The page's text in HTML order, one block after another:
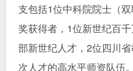
支包括1位中科院院士（
奖获得者，1位新世纪百
部新世纪人才，2位四川
次人才的高水平师资队伍